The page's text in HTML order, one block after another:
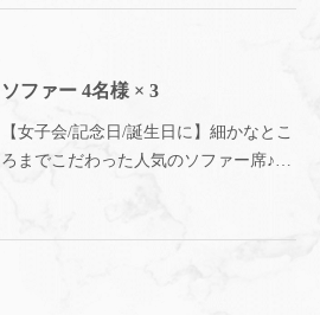
ピッタリの広々スペース◎～
ソファー 4名様 × 3
【女子会/記念日/誕生日に】細かなとこ
ろまでこだわった人気のソファー席♪お
日にもピッタリ◎～Meat&Cheese Ark
閉じる